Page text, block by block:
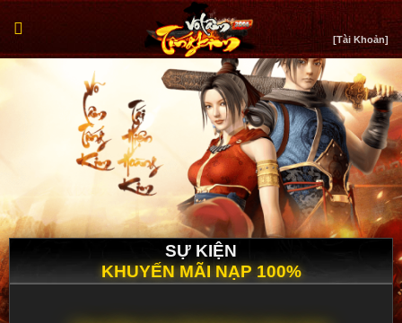
qua
nội
[Tài Khoản]
SỰ KIỆN
KHUYẾN MÃI NẠP 100%